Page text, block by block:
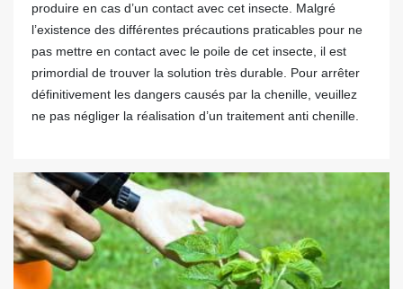
produire en cas d’un contact avec cet insecte. Malgré
l’existence des différentes précautions praticables pour ne
pas mettre en contact avec le poile de cet insecte, il est
primordial de trouver la solution très durable. Pour arrêter
définitivement les dangers causés par la chenille, veuillez
ne pas négliger la réalisation d’un traitement anti chenille.